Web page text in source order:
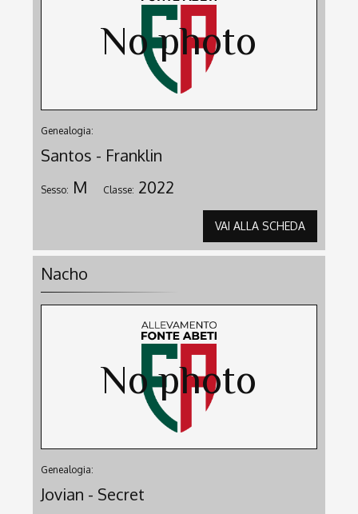
Genealogia:
Santos - Franklin
Sesso: M Classe: 2022
VAI ALLA SCHEDA
Nacho
Genealogia:
Jovian - Secret